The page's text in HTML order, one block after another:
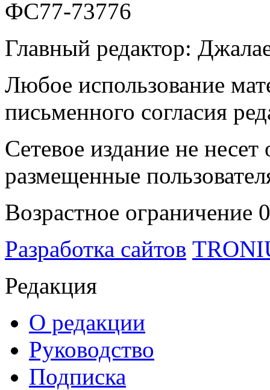
ФС77-73776
Главный редактор:
Любое использование
письменного согласия
Сетевое издание не
размещенные
Возрастное ограничение
Разработка сайтов
Редакция
О редакции
Руководство
Подписка